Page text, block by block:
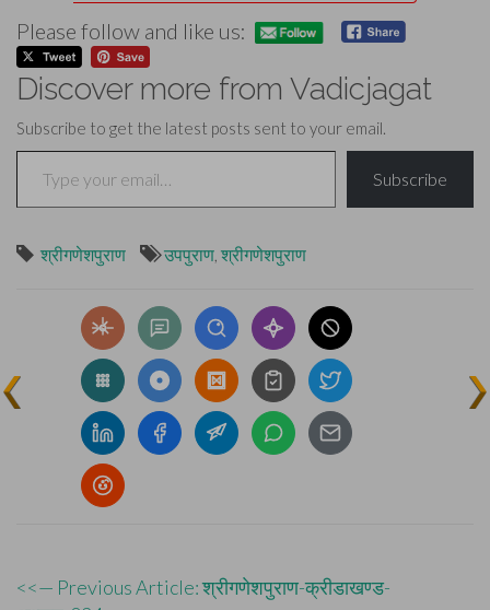
Please follow and like us:
Discover more from Vadicjagat
Subscribe to get the latest posts sent to your email.
Type your email…
Subscribe
श्रीगणेशपुराण उपपुराण श्रीगणेशपुराण
Post
<<— Previous Article: श्रीगणेशपुराण-क्रीडाखण्ड-